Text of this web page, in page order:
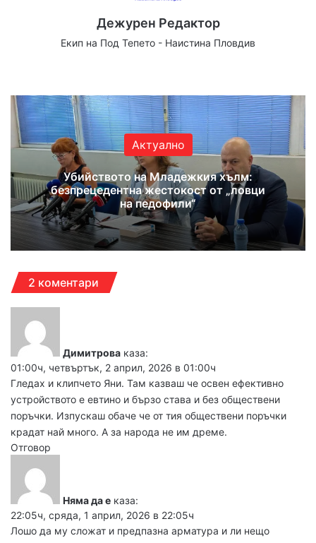
Дежурен Редактор
Екип на Под Тепето - Наистина Пловдив
Актуално
Убийството на Младежкия хълм:
безпрецедентна жестокост от „ловци
на педофили“
2 коментари
Димитрова каза:
01:00ч, четвъртък, 2 април, 2026 в 01:00ч
Гледах и клипчето Яни. Там казваш че освен ефективно
устройството е евтино и бързо става и без обществени
поръчки. Изпускаш обаче че от тия обществени поръчки
крадат най много. А за народа не им дреме.
Отговор
Няма да е каза:
22:05ч, сряда, 1 април, 2026 в 22:05ч
Лошо да му сложат и предпазна арматура и ли нещо